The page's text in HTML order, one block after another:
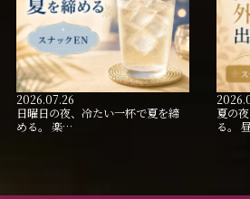
2026.07.26
日曜日の夜、冷たい一杯で夏を締
める。 楽…
夏の
る。